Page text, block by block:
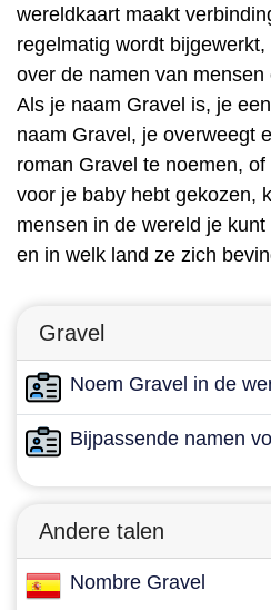
wereldkaart maakt
regelmatig wordt
over de namen van
Als je naam Gravel is, je
naam Gravel, je overweegt
roman Gravel te noemen,
voor je baby hebt gekozen,
mensen in de wereld je
en in welk land ze zich
Gravel
Noem Gravel in de
Bijpassende namen
Andere talen
Nombre Gravel